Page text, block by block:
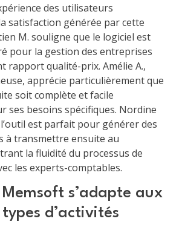
des utilisateurs
satisfaction générée par cette
M. souligne que le logiciel est
pour la gestion des entreprises
rapport qualité-prix. Amélie A.,
apprécie particulièrement que
soit complète et facile
ses besoins spécifiques. Nordine
est parfait pour générer des
à transmettre ensuite au
la fluidité du processus de
les experts-comptables.
s’adapte aux
d’activités